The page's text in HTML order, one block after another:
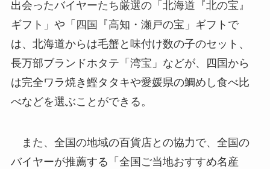
出会ったバイヤーたち厳選の「北海道『北の宝』
ギフト」や「四国『高知・瀬戸の宝」ギフトで
は、北海道からは毛蟹と味付け数の子のセット、
長万部ブランドホタテ「湾宝」などが、四国から
は完全ワラ焼き鰹タタキや愛媛県の鯛めし食べ比
べなどを選ぶことができる。
また、全国の地域の百貨店との協力で、全国の
バイヤーが推薦する「全国ご当地おすすめ名産